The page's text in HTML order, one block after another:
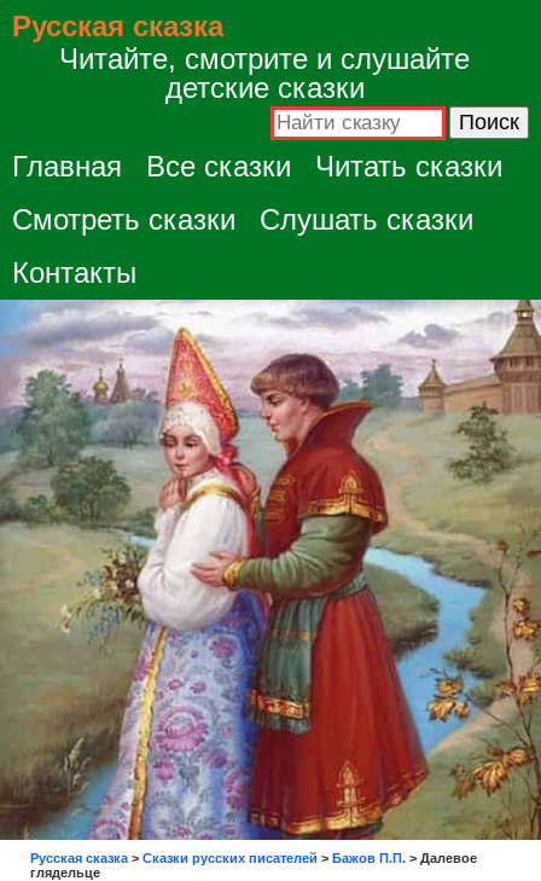
Русская сказка
Читайте, смотрите и слушайте
детские сказки
Главная Все сказки
Читать сказки
Смотреть сказки
Слушать сказки
Контакты
Русская сказка > Сказки русских писателей > Бажов П.П. > Далевое
глядельце